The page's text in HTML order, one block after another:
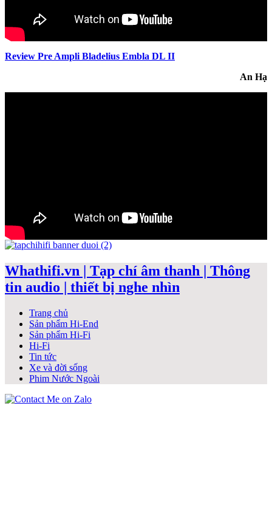
Review Pre Ampli Bladelius Embla DL II
An Hạ
Whathifi.vn | Tạp chí âm thanh | Thông
tin audio | thiết bị nghe nhìn
Trang chủ
Sản phẩm Hi-End
Sản phẩm Hi-Fi
Hi-Fi
Tin tức
Xe và đời sống
Phim Nước Ngoài